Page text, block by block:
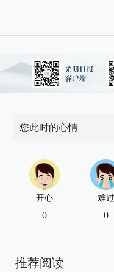
您此时的心情
开心
0
难过
0
推荐阅读